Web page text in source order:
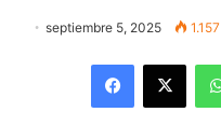
septiembre 5, 2025 1.157
Facebook
X